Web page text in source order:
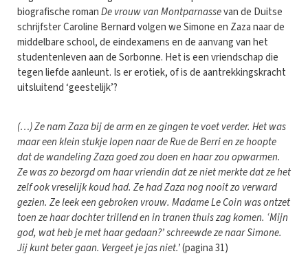
biografische romanDe vrouw van Montparnassevan de Duitse
schrijfster Caroline Bernard volgen we Simone en Zaza naar de
middelbare school, de eindexamens en de aanvang van het
studentenleven aan de Sorbonne. Het is een vriendschap die
tegen liefde aanleunt. Is er erotiek, of is de aantrekkingskracht
uitsluitend ‘geestelijk’?
(…) Ze nam Zaza bij de arm en ze gingen te voet verder. Het was
maar een klein stukje lopen naar de Rue de Berri en ze hoopte
dat de wandeling Zaza goed zou doen en haar zou opwarmen.
Ze was zo bezorgd om haar vriendin dat ze niet merkte dat ze het
zelf ook vreselijk koud had. Ze had Zaza nog nooit zo verward
gezien. Ze leek een gebroken vrouw. Madame Le Coin was ontzet
toen ze haar dochter trillend en in tranen thuis zag komen. ‘Mijn
god, wat heb je met haar gedaan?’ schreewde ze naar Simone.
Jij kunt beter gaan. Vergeet je jas niet.’(pagina 31)